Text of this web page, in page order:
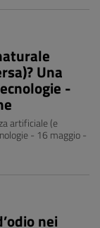
Una
-
artificiale (e
- 16 maggio -
nei